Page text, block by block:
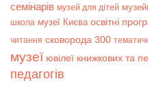
семінарів музей для дітей
школа музеї Києва освітні
читання сковорода 300
музеї ювілеї книжкових та
педагогів